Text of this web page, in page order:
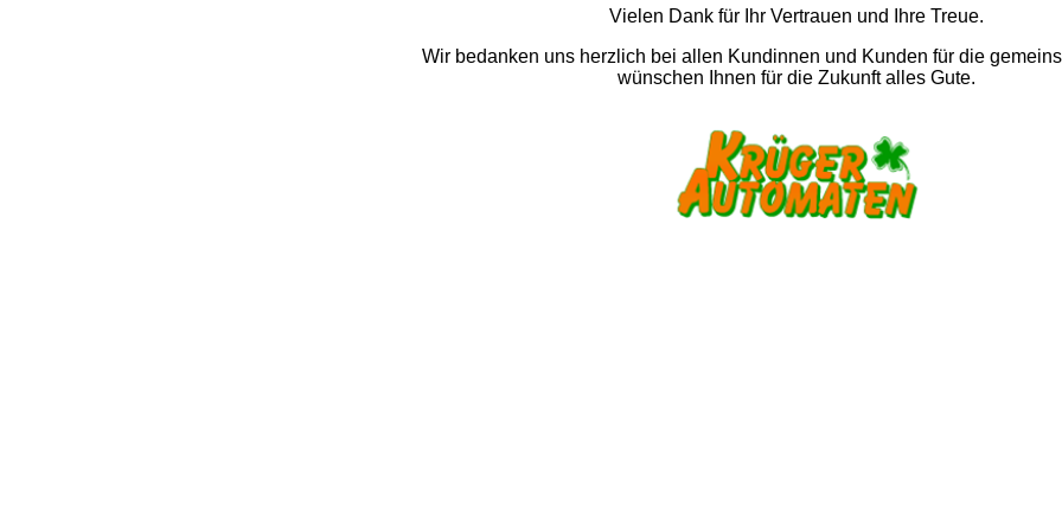
Vielen Dank für Ihr Vertrauen und Ihre Treue.
Wir bedanken uns herzlich bei allen Kundinnen und Kunden für die
wünschen Ihnen für die Zukunft alles Gute.